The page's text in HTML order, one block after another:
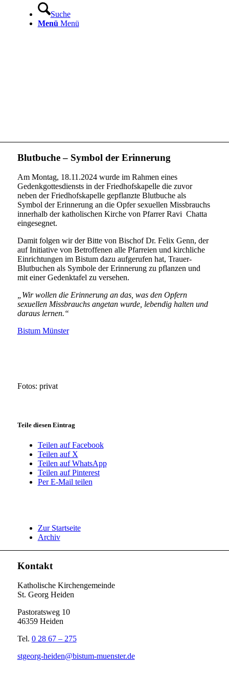
Suche
Menü Menü
Blutbuche – Symbol der Erinnerung
Am Montag, 18.11.2024 wurde im Rahmen eines
Gedenkgottesdiensts in der Friedhofskapelle die zuvor
neben der Friedhofskapelle gepflanzte Blutbuche als
Symbol der Erinnerung an die Opfer sexuellen Missbrauchs
innerhalb der katholischen Kirche von Pfarrer Ravi Chatta
eingesegnet.
Damit folgen wir der Bitte von Bischof Dr. Felix Genn, der
auf Initiative von Betroffenen alle Pfarreien und kirchliche
Einrichtungen im Bistum dazu aufgerufen hat, Trauer-
Blutbuchen als Symbole der Erinnerung zu pflanzen und
mit einer Gedenktafel zu versehen.
„Wir wollen die Erinnerung an das, was den Opfern
sexuellen Missbrauchs angetan wurde, lebendig halten und
daraus lernen.“
Bistum Münster
Fotos: privat
Teile diesen Eintrag
Teilen auf Facebook
Teilen auf X
Teilen auf WhatsApp
Teilen auf Pinterest
Per E-Mail teilen
Zur Startseite
Archiv
Kontakt
Katholische Kirchengemeinde
St. Georg Heiden
Pastoratsweg 10
46359 Heiden
Tel. 0 28 67 – 275
stgeorg-heiden@bistum-muenster.de